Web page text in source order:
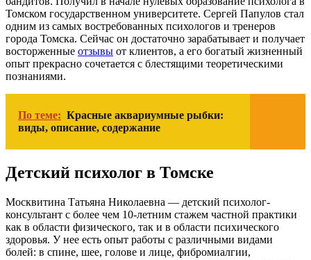
Томском государственном университете. Сергей Папулов стал
одним из самых востребованных психологов и тренеров
города Томска. Сейчас он достаточно зарабатывает и получает
восторженные отзывы от клиентов, а его богатый жизненный
опыт прекрасно сочетается с блестящими теоретическими
познаниями.
По теме: Красные аквариумные рыбки:
виды, описание, содержание
Детский психолог в Томске
Москвитина Татьяна Николаевна — детский психолог-
консультант с более чем 10-летним стажем частной практики
как в области физического, так и в области психического
здоровья. У нее есть опыт работы с различными видами
болей: в спине, шее, голове и лице, фибромиалгии,